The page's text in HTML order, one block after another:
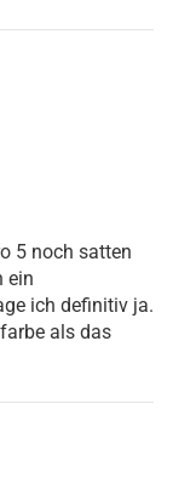
5 noch satten
ein
ich definitiv ja.
als das